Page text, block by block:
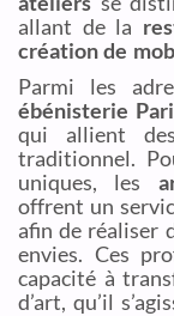
allant de la
création de
Parmi les
ébénisterie
qui allient
traditionnel.
uniques, les
offrent un
afin de réaliser
envies. Ces
capacité à
d’art, qu’il